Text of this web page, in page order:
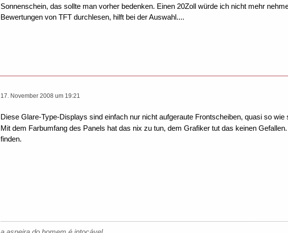
Sonnenschein, das sollte man vorher bedenken. Einen 20Zoll würde ich nicht mehr
Bewertungen von TFT durchlesen, hilft bei der Auswahl....
17. November 2008 um 19:21
Diese Glare-Type-Displays sind einfach nur nicht aufgeraute Frontscheiben, quasi so
Mit dem Farbumfang des Panels hat das nix zu tun, dem Grafiker tut das keinen
finden.